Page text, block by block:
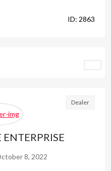
ID: 2863
Dealer
8, 2022